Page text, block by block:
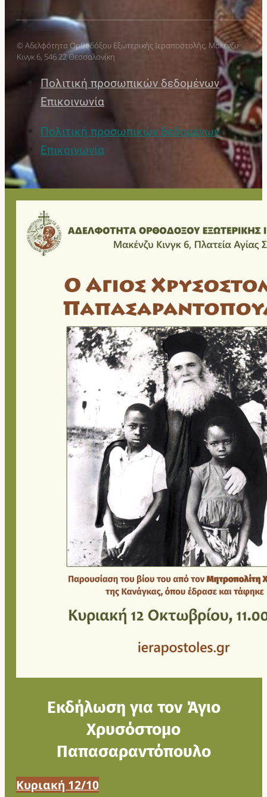
© Αδελφότητα Ορθοδόξου Εξωτερικής Ιεραποστολής, Μακένζυ
Κινγκ 6, 546 22 Θεσσαλονίκη
Πολιτική προσωπικών δεδομένων
Επικοινωνία
Πολιτική προσωπικών δεδομένων
Επικοινωνία
Εκδήλωση για τον Άγιο
Χρυσόστομο
Παπασαραντόπουλο
Κυριακή 12/10